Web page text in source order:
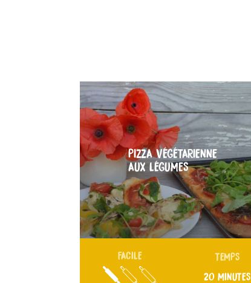
PIZZA VÉGÉTARIENNE
AUX LÉGUMES
FACILE TEMPS
20 MINUTES